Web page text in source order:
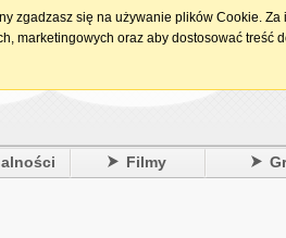
Filmy
zgadzasz się na używanie plików Cookie.
marketingowych oraz aby dostosować treść